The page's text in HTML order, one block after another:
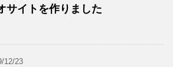
サイトを作りました
12/23